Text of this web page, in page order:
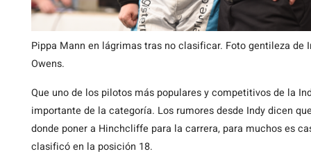
Pippa Mann en lágrimas tras no clasificar. Foto gentileza de
Owens.
Que uno de los pilotos más populares y competitivos de la
importante de la categoría. Los rumores desde Indy dicen
donde poner a Hinchcliffe para la carrera, para muchos es
clasificó en la posición 18.